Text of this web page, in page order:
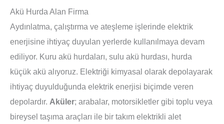
Akü Hurda Alan Firma
Aydınlatma, çalıştırma ve ateşleme işlerinde elektrik
enerjisine ihtiyaç duyulan yerlerde kullanılmaya devam
ediliyor. Kuru akü hurdaları, sulu akü hurdası, hurda
küçük akü alıyoruz. Elektriği kimyasal olarak depolayarak
ihtiyaç duyulduğunda elektrik enerjisi biçimde veren
depolardır. Aküler; arabalar, motorsikletler gibi toplu veya
bireysel taşıma araçları ile bir takım elektrikli alet